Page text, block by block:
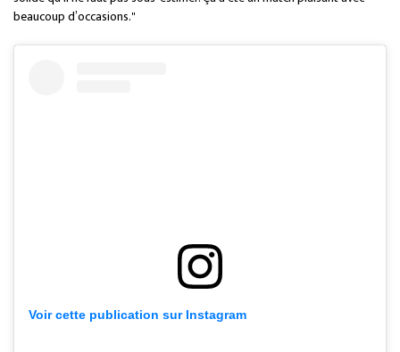
beaucoup d’occasions."
Voir cette publication sur Instagram